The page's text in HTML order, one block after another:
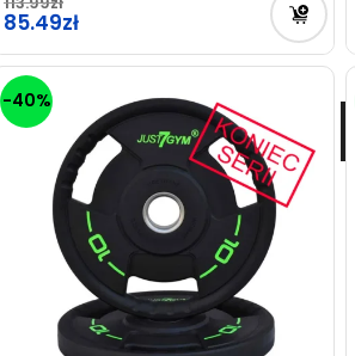
85.49
-40%